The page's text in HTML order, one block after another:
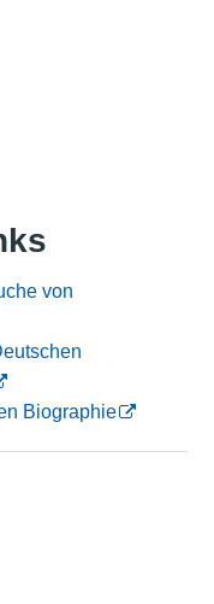
von
Biographie